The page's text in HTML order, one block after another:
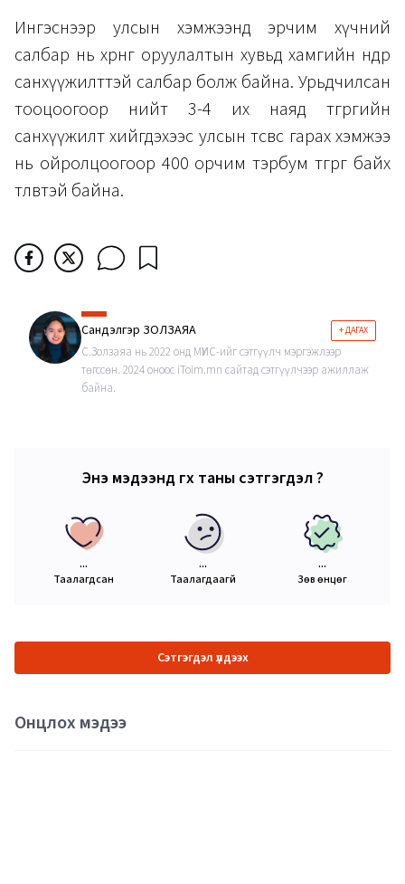
Ингэснээр улсын хэмжээнд эрчим хүчний
салбар нь хөрөнгө оруулалтын хувьд хамгийн өндөр
санхүүжилттэй салбар болж байна. Урьдчилсан
тооцоогоор нийт 3-4 их наяд төгрөгийн
санхүүжилт хийгдэхээс улсын төсвөөс гарах хэмжээ
нь ойролцоогоор 400 орчим тэрбум төгрөг байх
төлөвтэй байна.
Сандэлгэр ЗОЛЗАЯА + ДАГАХ
С.Золзаяа нь 2022 онд МҮИС-ийг сэтгүүлч мэргэжлээр
төгссөн. 2024 оноос iToim.mn сайтад сэтгүүлчээр ажиллаж
байна.
Энэ мэдээнд өгөх таны сэтгэгдэл ?
...
Таалагдсан
...
Таалагдаагүй
...
Зөв өнцөг
Сэтгэгдэл үлдээх
Онцлох мэдээ